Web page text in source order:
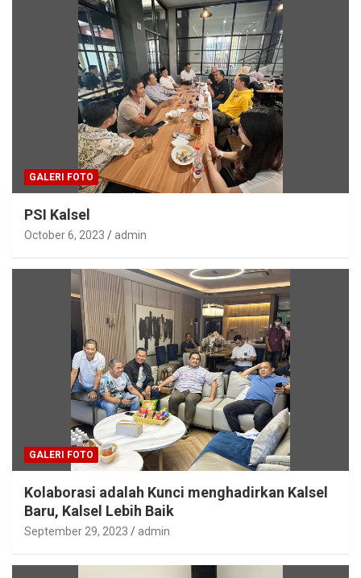
GALERI FOTO
PSI Kalsel
October 6, 2023 admin
GALERI FOTO
Kolaborasi adalah Kunci menghadirkan Kalsel
Baru, Kalsel Lebih Baik
September 29, 2023 admin